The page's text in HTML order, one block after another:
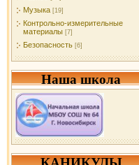
Музыка [19]
Контрольно-измерительные
материалы [7]
Безопасность [6]
Наша школа